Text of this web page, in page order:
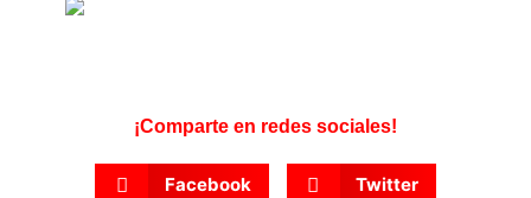
¡Comparte en redes sociales!
Facebook Twitter